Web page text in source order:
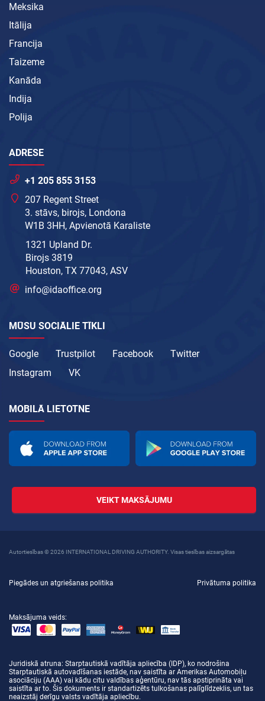
Meksika
Itālija
Francija
Taizeme
Kanāda
Indija
Polija
ADRESE
+1 205 855 3153
207 Regent Street
3. stāvs, birojs, Londona
W1B 3HH, Apvienotā Karaliste
1321 Upland Dr.
Birojs 3819
Houston, TX 77043, ASV
info@idaoffice.org
MŪSU SOCIĀLIE TĪKLI
Google Trustpilot Facebook
Twitter
Instagram
VK
MOBILĀ LIETOTNE
VEIKT MAKSĀJUMU
Autortiesības © 2026 INTERNATIONAL DRIVING AUTHORITY. Visas tiesības aizsargātas
Piegādes un atgriešanas politika Privātuma politika
Maksājuma veids:
Juridiskā atruna: Starptautiskā vadītāja apliecība (IDP), ko nodrošina
Starptautiskā autovadīšanas iestāde, nav saistīta ar Amerikas Automobiļu
asociāciju (AAA) vai kādu citu valdības aģentūru, nav tās apstiprināta vai
saistīta ar to. Šis dokuments ir standartizēts tulkošanas palīglīdzeklis, un tas
neaizstāj derīgu valsts vadītāja apliecību.